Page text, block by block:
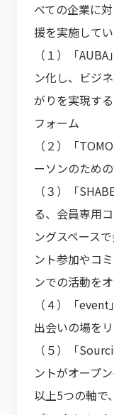
べての企業に
援を実施してい
（１）「AUBA
ン化し、ビジ
がりを実現す
フォーム
（２）「
ーソンのため
（３）「
る、会員専用
ングスペース
ント参加やコ
ンでの活動を
（４）「event
出会いの場を
（５）「
ントがオープ
以上5つの軸で